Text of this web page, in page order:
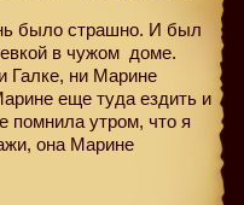
было страшно. И был
в чужом доме.
Галке, ни Марине
еще туда ездить и
помнила утром, что я
она Марине